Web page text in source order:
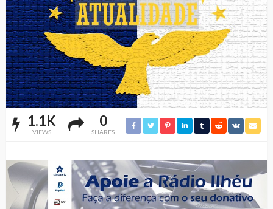
1.1K
VIEWS
0
SHARES